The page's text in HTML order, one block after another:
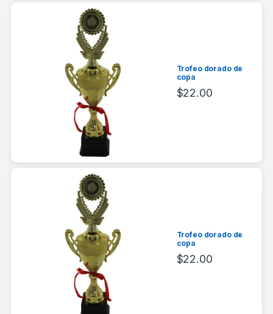
Trofeo dorado de
copa
$22.00
Trofeo dorado de
copa
$22.00